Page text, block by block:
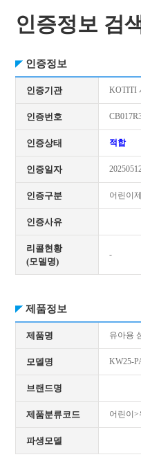
인증정보 검
인증정보
인증기관 KOTITI
인증번호
인증상태 적합
인증일자
인증구분 어린이
인증사유
리콜현황
(모델명)
-
제품정보
제품명 유아용
모델명 KW25-
브랜드명
제품분류코드 어린이
파생모델